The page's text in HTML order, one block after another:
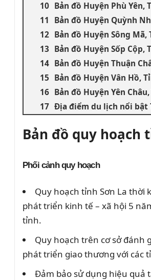
Bản đồ Huyện Phù Yên,
Bản đồ Huyện Quỳnh
Bản đồ Huyện Sông Mã,
Bản đồ Huyện Sốp Cộp,
Bản đồ Huyện Thuận
Bản đồ Huyện Vân Hồ,
Bản đồ Huyện Yên
Địa điểm du lịch nổi bật
Bản đồ quy hoạch
Phối cảnh quy hoạch
Quy hoạch tỉnh Sơn La thời
phát triển kinh tế – xã hội 5
tỉnh.
Quy hoạch trên cơ sở đánh
phát triển giao thương với các
Đảm bảo sử dụng hiệu quả